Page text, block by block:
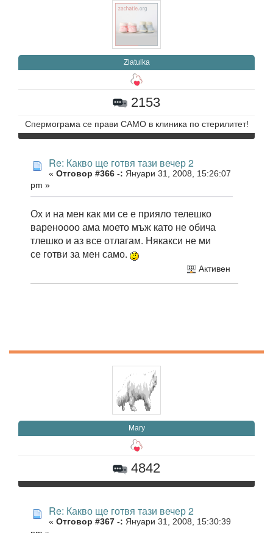
Zlatulka
2153
Спермограма се прави САМО в клиника по стерилитет!
Re: Какво ще готвя тази вечер 2
« Отговор #366 -: Януари 31, 2008, 15:26:07
pm »
Ох и на мен как ми се е прияло телешко
вареноооо ама моето мъж като не обича
тлешко и аз все отлагам. Някакси не ми
се готви за мен само.
Активен
Mary
4842
Re: Какво ще готвя тази вечер 2
« Отговор #367 -: Януари 31, 2008, 15:30:39